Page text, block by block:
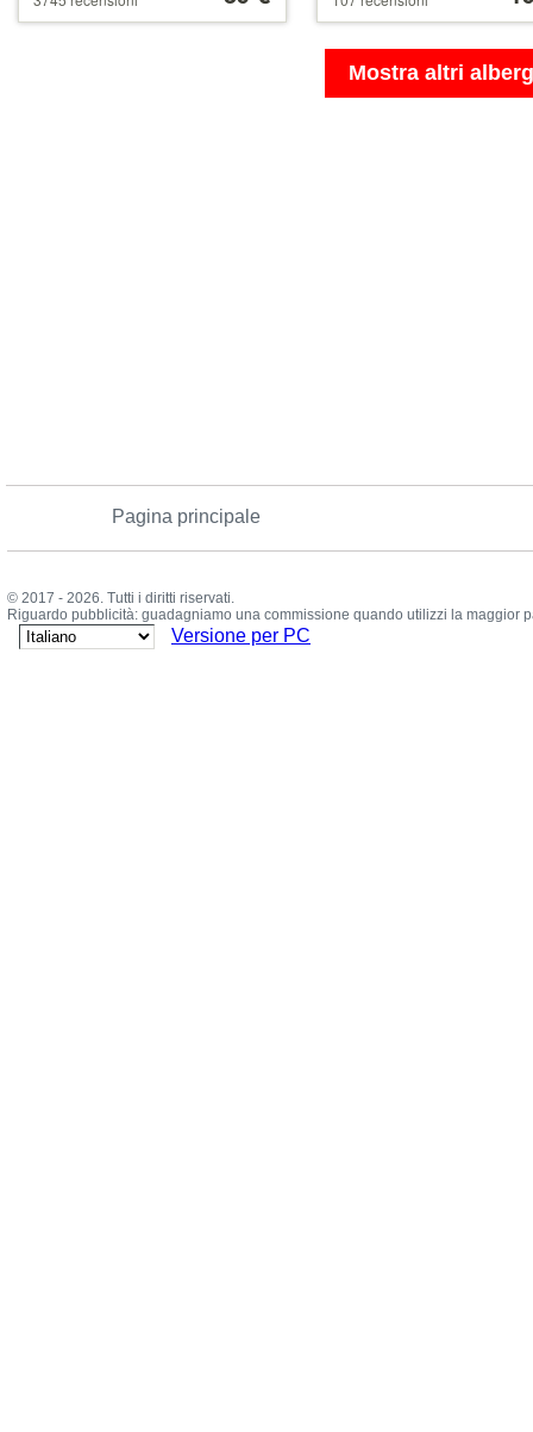
stelle da
partire
da
110 €
Mostra altri
Pagina principale
© 2017 - 2026. Tutti i diritti riservati.
Riguardo pubblicità: guadagniamo una commissione quando utilizzi la maggior
Versione per PC